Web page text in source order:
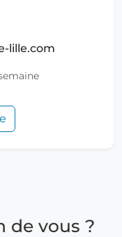
lille.com
de vous ?